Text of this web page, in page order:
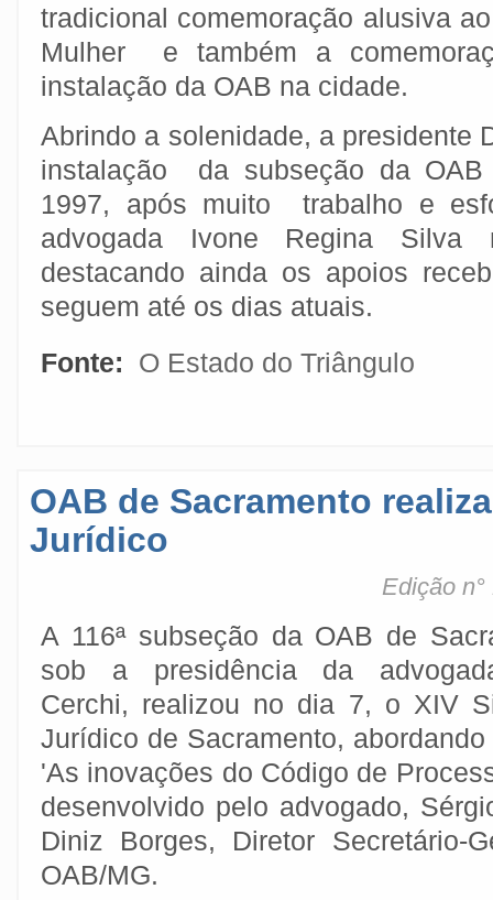
tradicional comemoração alusiva
Mulher e também a
instalação da OAB na cidade.
Abrindo a solenidade, a presidente
instalação da subseção da
1997, após muito trabalho e
advogada Ivone Regina
destacando ainda os apoios
seguem até os dias atuais.
Fonte:
O Estado do Triângulo
OAB de Sacramento
Jurídico
Edição
A 116ª subseção da OAB de
sob a presidência da
Cerchi, realizou no dia 7, o XIV
Jurídico de Sacramento,
'As inovações do Código de
desenvolvido pelo advogado,
Diniz Borges, Diretor Secretário-
OAB/MG.